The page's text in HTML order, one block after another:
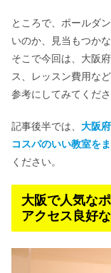
ところで、ポールダ
いのか、見当もつか
そこで今回は、大阪
ス、レッスン費用な
参考にしてみてくださ
記事後半では、 大阪
コスパのいい教室を
ください。
大阪で人気な
アクセス良好